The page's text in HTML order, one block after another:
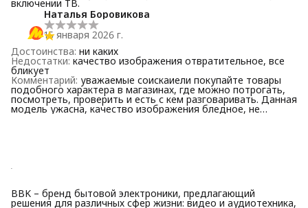
включении ТВ.
Наталья Боровикова
15 января 2026 г.
Достоинства: ни каких
Недостатки: качество изображения отвратительное, все
бликует
Комментарий: уважаемые соискаиели покупайте товары
подобного характера в магазинах, где можно потрогать,
посмотреть, проверить и есть с кем разговаривать. Данная
модель ужасна, качество изображения бледное, не
чёткое, динамичный картинки раздваиваются. Продавец не
BBK – бренд бытовой электроники, предлагающий
решения для различных сфер жизни: видео и аудиотехника,